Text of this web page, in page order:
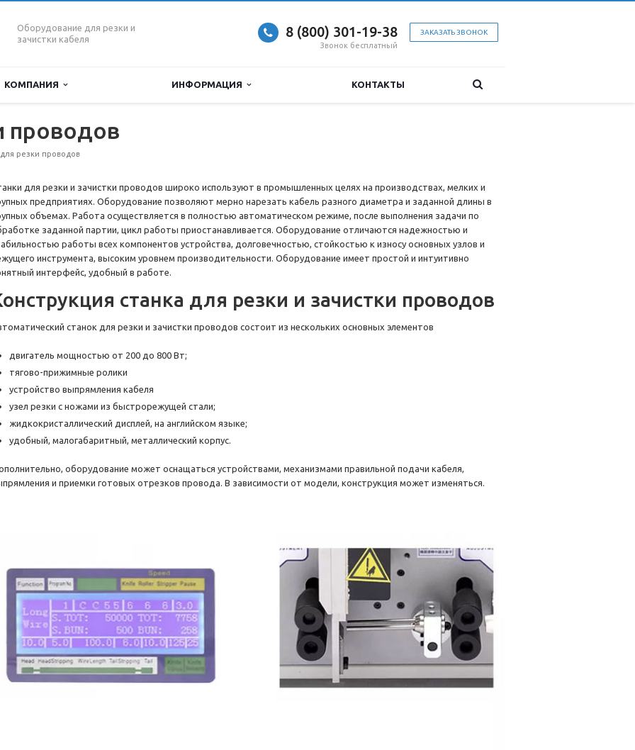
Оборудование для резки и
зачистки кабеля
ЗАКАЗАТЬ ЗВОНОК
8 (800) 301-19-38
Звонок бесплатный
КОМПАНИЯ ИНФОРМАЦИЯ КОНТАКТЫ
проводов
резки проводов
для резки и зачистки проводов широко используют в промышленных целях на производствах, мелких и
предприятиях. Оборудование позволяют мерно нарезать кабель разного диаметра и заданной длины в
объемах. Работа осуществляется в полностью автоматическом режиме, после выполнения задачи по
заданной партии, цикл работы приостанавливается. Оборудование отличаются надежностью и
работы всех компонентов устройства, долговечностью, стойкостью к износу основных узлов и
инструмента, высоким уровнем производительности. Оборудование имеет простой и интуитивно
интерфейс, удобный в работе.
станка для резки и зачистки проводов
станок для резки и зачистки проводов состоит из нескольких основных элементов
двигатель мощностью от 200 до 800 Вт;
тягово-прижимные ролики
устройство выпрямления кабеля
узел резки с ножами из быстрорежущей стали;
жидкокристаллический дисплей, на английском языке;
удобный, малогабаритный, металлический корпус.
оборудование может оснащаться устройствами, механизмами правильной подачи кабеля,
и приемки готовых отрезков провода. В зависимости от модели, конструкция может изменяться.